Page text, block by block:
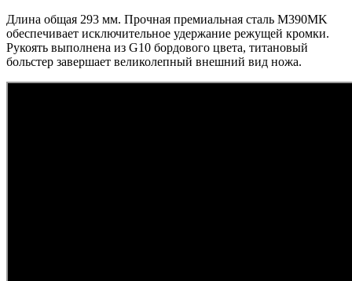
Длина общая 293 мм. Прочная премиальная сталь M390MK
обеспечивает исключительное удержание режущей кромки.
Рукоять выполнена из G10 бордового цвета, титановый
больстер завершает великолепный внешний вид ножа.